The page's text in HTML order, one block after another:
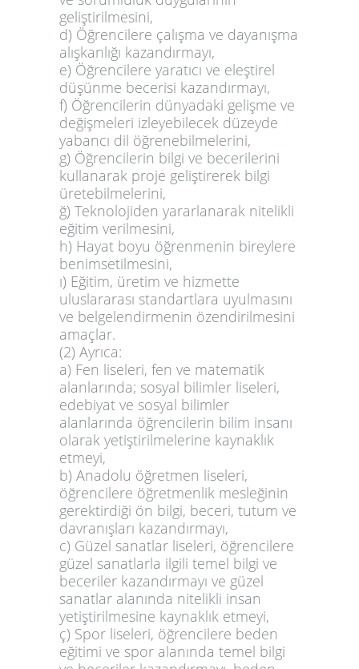
geliştirilmesini,
d) Öğrencilere çalışma ve dayanışma
alışkanlığı kazandırmayı,
e) Öğrencilere yaratıcı ve eleştirel
düşünme becerisi kazandırmayı,
f) Öğrencilerin dünyadaki gelişme ve
değişmeleri izleyebilecek düzeyde
yabancı dil öğrenebilmelerini,
g) Öğrencilerin bilgi ve becerilerini
kullanarak proje geliştirerek bilgi
üretebilmelerini,
ğ) Teknolojiden yararlanarak nitelikli
eğitim verilmesini,
h) Hayat boyu öğrenmenin bireylere
benimsetilmesini,
ı) Eğitim, üretim ve hizmette
uluslararası standartlara uyulmasını
ve belgelendirmenin özendirilmesini
amaçlar.
(2) Ayrıca:
a) Fen liseleri, fen ve matematik
alanlarında; sosyal bilimler liseleri,
edebiyat ve sosyal bilimler
alanlarında öğrencilerin bilim insanı
olarak yetiştirilmelerine kaynaklık
etmeyi,
b) Anadolu öğretmen liseleri,
öğrencilere öğretmenlik mesleğinin
gerektirdiği ön bilgi, beceri, tutum ve
davranışları kazandırmayı,
c) Güzel sanatlar liseleri, öğrencilere
güzel sanatlarla ilgili temel bilgi ve
beceriler kazandırmayı ve güzel
sanatlar alanında nitelikli insan
yetiştirilmesine kaynaklık etmeyi,
ç) Spor liseleri, öğrencilere beden
eğitimi ve spor alanında temel bilgi